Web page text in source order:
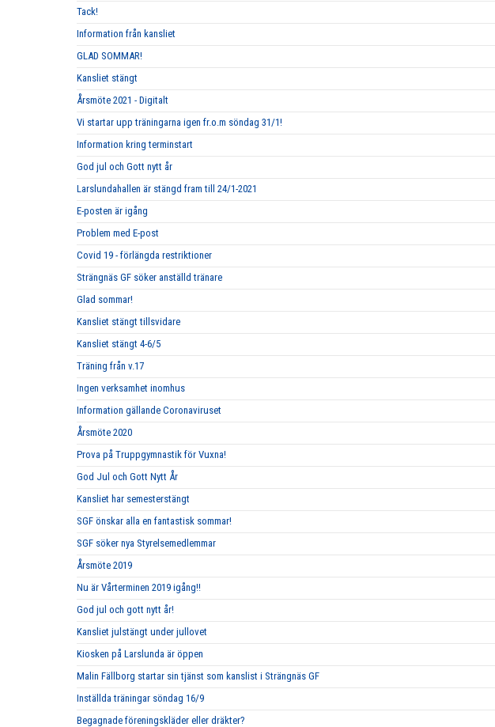
Tack!
Information från kansliet
GLAD SOMMAR!
Kansliet stängt
Årsmöte 2021 - Digitalt
Vi startar upp träningarna igen fr.o.m söndag 31/1!
Information kring terminstart
God jul och Gott nytt år
Larslundahallen är stängd fram till 24/1-2021
E-posten är igång
Problem med E-post
Covid 19 - förlängda restriktioner
Strängnäs GF söker anställd tränare
Glad sommar!
Kansliet stängt tillsvidare
Kansliet stängt 4-6/5
Träning från v.17
Ingen verksamhet inomhus
Information gällande Coronaviruset
Årsmöte 2020
Prova på Truppgymnastik för Vuxna!
God Jul och Gott Nytt År
Kansliet har semesterstängt
SGF önskar alla en fantastisk sommar!
SGF söker nya Styrelsemedlemmar
Årsmöte 2019
Nu är Vårterminen 2019 igång!!
God jul och gott nytt år!
Kansliet julstängt under jullovet
Kiosken på Larslunda är öppen
Malin Fällborg startar sin tjänst som kanslist i Strängnäs GF
Inställda träningar söndag 16/9
Begagnade föreningskläder eller dräkter?